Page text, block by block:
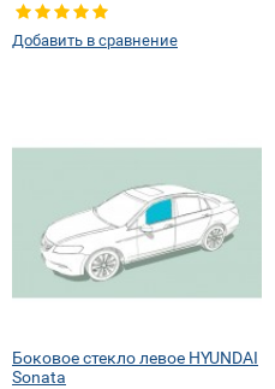
Добавить в сравнение
Боковое стекло левое HYUNDAI
Sonata